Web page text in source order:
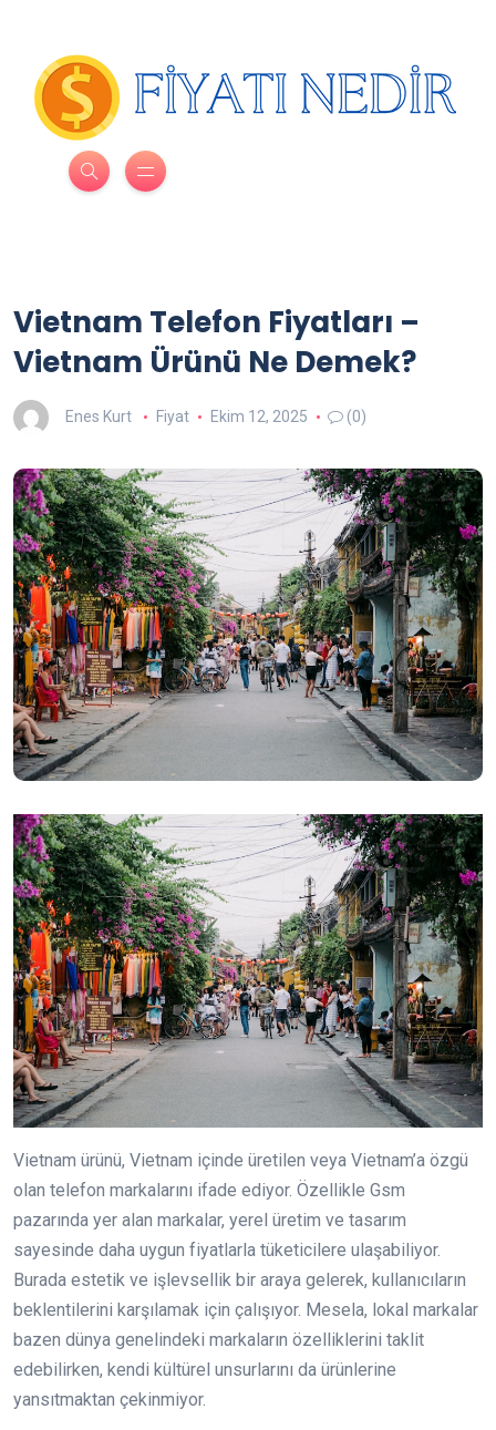
Vietnam Telefon Fiyatları –
Vietnam Ürünü Ne Demek?
Enes Kurt Fiyat Ekim 12, 2025 (0)
Vietnam ürünü, Vietnam içinde üretilen veya Vietnam’a özgü
olan telefon markalarını ifade ediyor. Özellikle Gsm
pazarında yer alan markalar, yerel üretim ve tasarım
sayesinde daha uygun fiyatlarla tüketicilere ulaşabiliyor.
Burada estetik ve işlevsellik bir araya gelerek, kullanıcıların
beklentilerini karşılamak için çalışıyor. Mesela, lokal markalar
bazen dünya genelindeki markaların özelliklerini taklit
edebilirken, kendi kültürel unsurlarını da ürünlerine
yansıtmaktan çekinmiyor.